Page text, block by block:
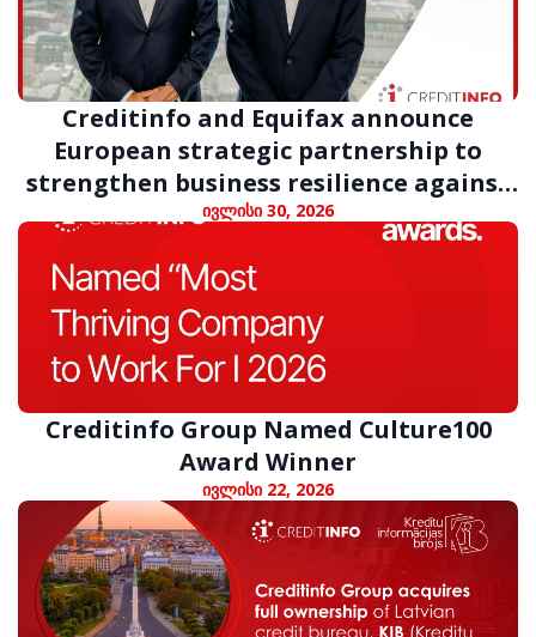
Creditinfo and Equifax announce
European strategic partnership to
strengthen business resilience against
digital fraud
ივლისი 30, 2026
Creditinfo Group Named Culture100
Award Winner
ივლისი 22, 2026